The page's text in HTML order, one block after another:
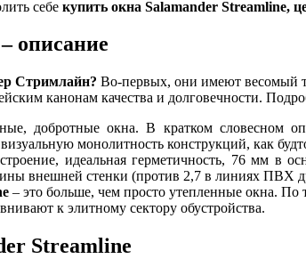
себе купить окна Salamander Streamline,
описание
Стримлайн? Во-первых, они имеют весомый
канонам качества и долговечности.
добротные окна. В кратком словесном
монолитность конструкций, как
идеальная герметичность, 76 мм в
внешней стенки (против 2,7 в линиях ПВХ
– это больше, чем просто утепленные окна.
к элитному сектору обустройства.
Streamline